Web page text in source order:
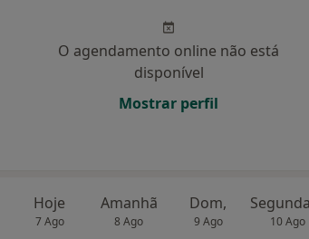
O agendamento online não está
disponível
Mostrar perfil
Hoje
7 Ago
Amanhã
8 Ago
Dom,
9 Ago 10 Ago